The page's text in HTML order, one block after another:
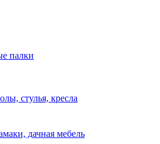
палки
стулья, кресла
дачная мебель